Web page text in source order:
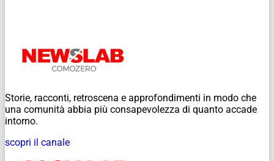
Storie, racconti, retroscena e approfondimenti in modo che
una comunità abbia più consapevolezza di quanto accade
intorno.
scopri il canale